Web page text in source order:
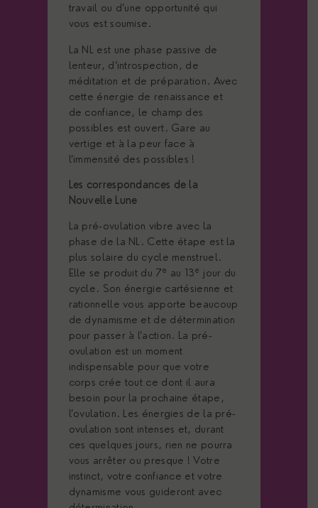
travail ou d’une opportunité qui
vous est soumise.
La NL est une phase passive de
lenteur, d’introspection, de
méditation et de préparation. Avec
cette énergie de renaissance et
de confiance, le champ des
possibles est ouvert. Gare au
vertige et à la peur face à
l’immensité des possibles !
Les correspondances de la
Nouvelle Lune
La pré-ovulation vibre avec la
phase de la NL. Cette étape est la
plus solaire du cycle menstruel.
Elle se produit du 7e au 13e jour du
cycle. Son énergie cartésienne et
rationnelle vous apporte beaucoup
de dynamisme et de détermination
pour passer à l’action. La pré-
ovulation est un moment
indispensable pour que votre
corps crée tout ce dont il aura
besoin pour la prochaine étape,
l’ovulation. Les énergies de la pré-
ovulation sont intenses et, durant
ces quelques jours, rien ne pourra
vous arrêter ou presque ! Votre
instinct, votre confiance et votre
dynamisme vous guideront avec